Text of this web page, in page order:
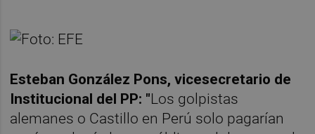
Esteban González Pons, vicesecretario de
Institucional del PP: "Los golpistas
alemanes o Castillo en Perú solo pagarían